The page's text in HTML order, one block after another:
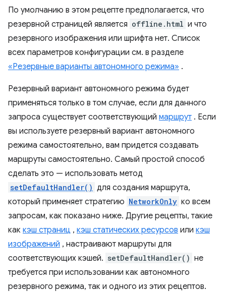
По умолчанию в этом рецепте предполагается, что
резервной страницей является offline.html и что
резервного изображения или шрифта нет. Список
всех параметров конфигурации см. в разделе
«Резервные варианты автономного режима» .
Резервный вариант автономного режима будет
применяться только в том случае, если для данного
запроса существует соответствующий маршрут . Если
вы используете резервный вариант автономного
режима самостоятельно, вам придется создавать
маршруты самостоятельно. Самый простой способ
сделать это — использовать метод
setDefaultHandler() для создания маршрута,
который применяет стратегию NetworkOnly ко всем
запросам, как показано ниже. Другие рецепты, такие
как кэш страниц , кэш статических ресурсов или кэш
изображений , настраивают маршруты для
соответствующих кэшей. setDefaultHandler() не
требуется при использовании как автономного
резервного режима, так и одного из этих рецептов.